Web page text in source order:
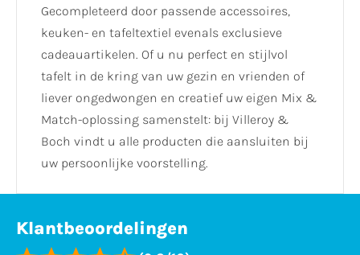
Gecompleteerd door passende accessoires,
keuken- en tafeltextiel evenals exclusieve
cadeauartikelen. Of u nu perfect en stijlvol
tafelt in de kring van uw gezin en vrienden of
liever ongedwongen en creatief uw eigen Mix &
Match-oplossing samenstelt: bij Villeroy &
Boch vindt u alle producten die aansluiten bij
uw persoonlijke voorstelling.
Klantbeoordelingen